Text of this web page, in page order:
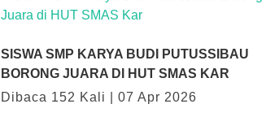
SISWA SMP KARYA BUDI PUTUSSIBAU
BORONG JUARA DI HUT SMAS KAR
Dibaca 152 Kali | 07 Apr 2026